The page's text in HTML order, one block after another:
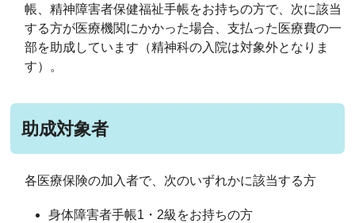
帳、精神障害者保健福祉手帳をお持ちの方で、次に該当
する方が医療機関にかかった場合、支払った医療費の一
部を助成しています（精神科の入院は対象外となりま
す）。
助成対象者
各医療保険の加入者で、次のいずれかに該当する方
身体障害者手帳1・2級をお持ちの方